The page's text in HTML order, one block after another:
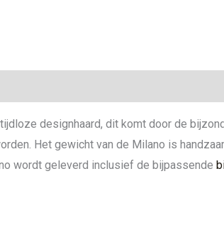
designhaard, dit komt door de
Het gewicht van de Milano is
wordt geleverd inclusief de bijpassende